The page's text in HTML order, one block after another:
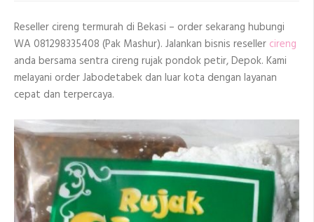
Reseller cireng termurah di Bekasi – order sekarang hubungi
WA 081298335408 (Pak Mashur). Jalankan bisnis reseller cireng
anda bersama sentra cireng rujak pondok petir, Depok. Kami
melayani order Jabodetabek dan luar kota dengan layanan
cepat dan terpercaya.